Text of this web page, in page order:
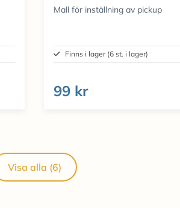
Mall för inställning av pickup
Finns i lager (6 st. i lager)
99 kr
Visa alla (6)